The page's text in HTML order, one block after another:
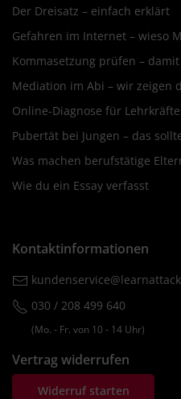
Der Dreisatz – einfach erklärt
Gefahren im Internet – wieso
Kommasetzung prüfen –
Mediation im Abi – wir zeigen
Online-Diagnose für Lehrkräfte
Pubertät bei Jungen – das
Was machen berufstätige
Wie du ein Essay verfasst
Kontaktinformationen
030 / 208 499 640
(Mo. ‐ Fr. von 10 ‐ 14 Uhr)
Vertrag widerrufen
Widerruf starten